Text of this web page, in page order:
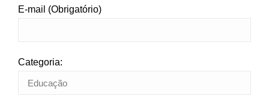
E-mail (Obrigatório)
Categoria: